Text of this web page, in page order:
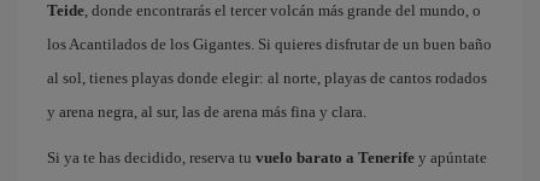
Teide, donde encontrarás el tercer volcán más grande del mundo, o
los Acantilados de los Gigantes. Si quieres disfrutar de un buen baño
al sol, tienes playas donde elegir: al norte, playas de cantos rodados
y arena negra, al sur, las de arena más fina y clara.
Si ya te has decidido, reserva tu vuelo barato a Tenerife y apúntate